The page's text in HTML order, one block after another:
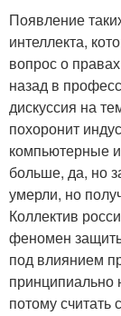
Появление
интеллекта,
вопрос о
назад в
дискуссия на
похоронит
компьютерные
больше, да, но
умерли, но
Коллектив
феномен
под влиянием
принципиально
потому